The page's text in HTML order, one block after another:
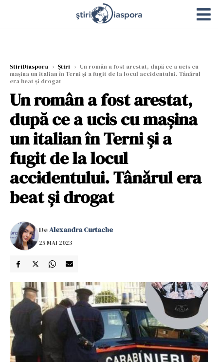
StiriDiaspora › Știri › Un român a fost arestat, după ce a ucis cu
mașina un italian în Terni și a fugit de la locul accidentului. Tânărul
era beat și drogat
Un român a fost arestat,
după ce a ucis cu mașina
un italian în Terni și a
fugit de la locul
accidentului. Tânărul era
beat și drogat
DeAlexandra Curtache
25 MAI 2023